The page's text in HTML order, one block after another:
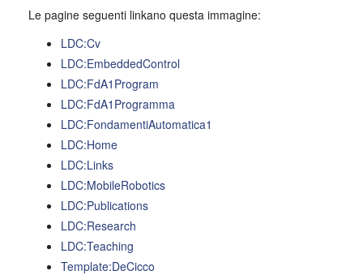
Le pagine seguenti linkano questa immagine:
LDC:Cv
LDC:EmbeddedControl
LDC:FdA1Program
LDC:FdA1Programma
LDC:FondamentiAutomatica1
LDC:Home
LDC:Links
LDC:MobileRobotics
LDC:Publications
LDC:Research
LDC:Teaching
Template:DeCicco